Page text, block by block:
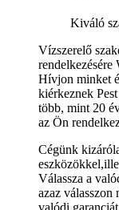
Kiváló
Vízszerelő
rendelkezésére
Hívjon minket
kiérkeznek
több, mint 20
az Ön
Cégünk
Válassza a
azaz
valódi